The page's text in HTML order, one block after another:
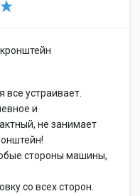
устраивает.
и
не занимает
стороны машины,
со всех сторон.